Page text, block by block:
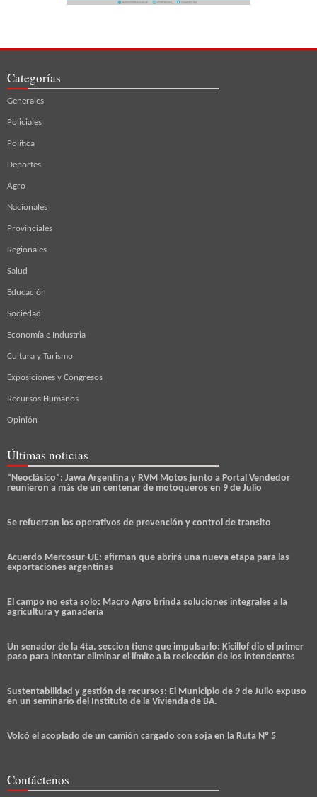
Categorías
Generales
Policiales
Política
Deportes
Agro
Nacionales
Provinciales
Regionales
Salud
Educación
Sociedad
Economía e Industria
Cultura y Turismo
Exposiciones y Congresos
Recursos Humanos
Opinión
Últimas noticias
“Neoclásico”: Jawa Argentina y RVM Motos junto a Portal Vendedor
reunieron a más de un centenar de motoqueros en 9 de Julio
Se refuerzan los operativos de prevención y control de transito
Acuerdo Mercosur-UE: afirman que abrirá una nueva etapa para las
exportaciones argentinas
El campo no esta solo: Macro Agro brinda soluciones integrales a la
agricultura y ganadería
Un senador de la 4ta. seccion tiene que impulsarlo: Kicillof dio el primer
paso para intentar eliminar el límite a la reelección de los intendentes
Sustentabilidad y gestión de recursos: El Municipio de 9 de Julio expuso
en un seminario del Instituto de la Vivienda de BA.
Volcó el acoplado de un camión cargado con soja en la Ruta Nº 5
Contáctenos